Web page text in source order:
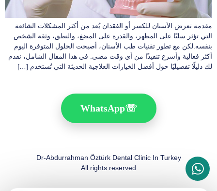
مقدمة تعرض الأسنان للكسر أو الفقدان يُعد من أكثر المشكلات الشائعة
التي تؤثر سلبًا على المظهر، والقدرة على المضغ، والنطق، وثقة الشخص
بنفسه.لكن مع تطور تقنيات طب الأسنان، أصبحت الحلول المتوفرة اليوم
أكثر فعالية وأسرع تنفيذًا من أي وقت مضى. في هذا المقال الشامل، نقدم
لك دليلًا تفصيليًا حول أفضل الخيارات العلاجية الحديثة التي تُستخدم […]
☏
WhatsApp
Dr-Abdurrahman Öztürk Dental Clinic In Turkey
All rights reserved